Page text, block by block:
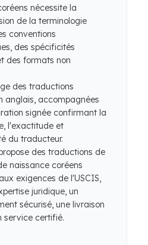
nécessite la
de la terminologie
conventions
des spécificités
des formats non
des traductions
anglais, accompagnées
signée confirmant la
l'exactitude et
du traducteur.
des traductions de
naissance coréens
exigences de l'USCIS,
juridique, un
sécurisé, une livraison
service certifié.